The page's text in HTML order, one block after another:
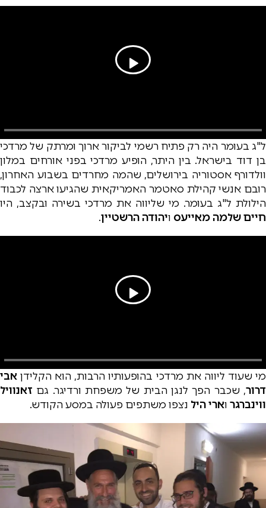
ל"ג בעומר היה רק פתיח רשמי לביקור ארוך ומרתק של מרדכי
בן דוד בישראל. בין היתר, הופיע מרדכי בפני אורחים במלון
וולדורף אסטוריה בירושלים, שהמה מחרדים בשבוע האחרון,
רובם אנשי קהילת סאטמר האמריקאית שהגיעו ארצה לכבוד
הילולת ל"ג בעומר. מי שליווה את מרדכי בשירה ובקצב, היו
חיים שלמה מאייעס ויהודה הרשטיין.
מי שעוד ליווה את מרדכי בהופעותיו הרבות, הוא הקלידן אבי
דרור, שכבר הפך לנגן הבית של משפחת ורדיגר. גם זאנוויל
ווינברגר וארי היל נצפו משתפים פעולה במסע הקודש.